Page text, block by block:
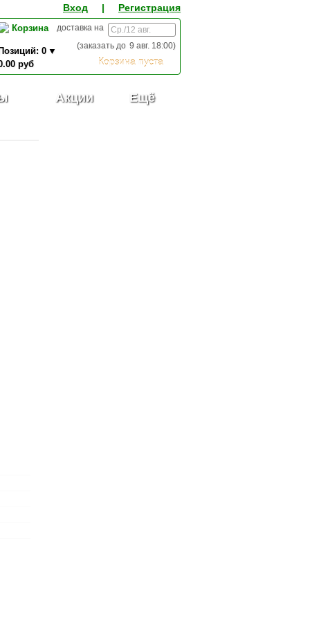
Вход | Регистрация
Корзина
Корзина пуста
доставка на
)
9 авг. 18:00
(заказать до
0
руб
0,00
Акции Ещё